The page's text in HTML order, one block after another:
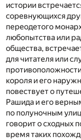
истории
соревнующихся
переодетого
любопытства или
общества,
для читателя или
короля и его
повествует о
Рашида и его
по полуночным
говорит о сходных
время таких